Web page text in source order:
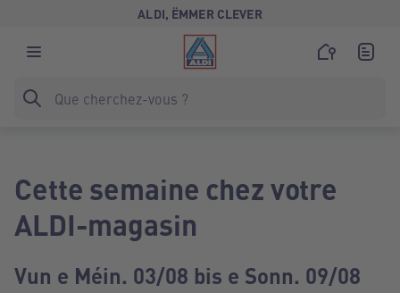
ALDI, ËMMER CLEVER
Cette semaine chez votre
ALDI-magasin
Vun e Méin. 03/08 bis e Sonn. 09/08